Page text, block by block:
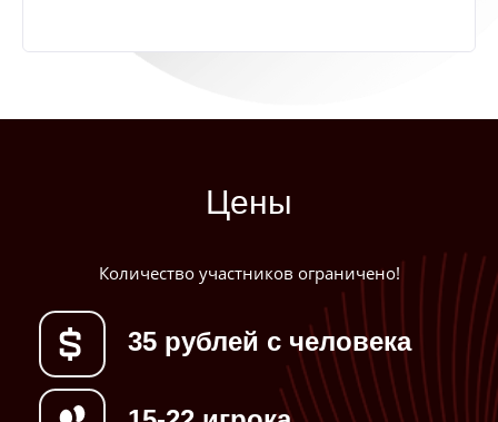
Цены
Количество участников ограничено!
35 рублей с человека